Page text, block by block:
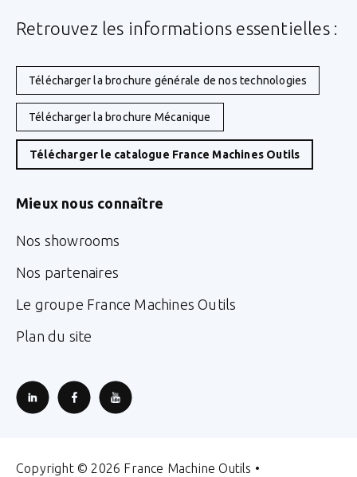
Retrouvez les informations essentielles :
Télécharger la brochure générale de nos technologies
Télécharger la brochure Mécanique
Télécharger le catalogue France Machines Outils
Mieux nous connaître
Nos showrooms
Nos partenaires
Le groupe France Machines Outils
Plan du site
Copyright © 2026 France Machine Outils •